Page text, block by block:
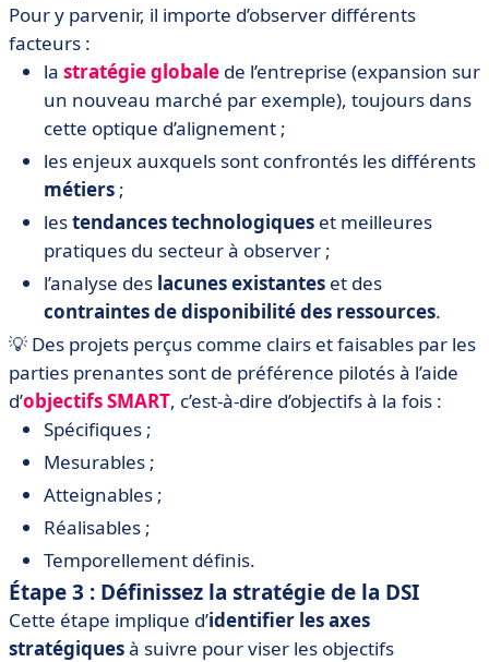
Pour y parvenir, il importe d’observer différents
facteurs :
la stratégie globale de l’entreprise (expansion sur
un nouveau marché par exemple), toujours dans
cette optique d’alignement ;
les enjeux auxquels sont confrontés les différents
métiers ;
lestendances technologiques et meilleures
pratiques du secteur à observer ;
l’analyse des lacunes existantes et des
contraintes de disponibilité des ressources.
💡 Des projets perçus comme clairs et faisables par les
parties prenantes sont de préférence pilotés à l’aide
d’objectifs SMART, c’est-à-dire d’objectifs à la fois :
Spécifiques ;
Mesurables ;
Atteignables ;
Réalisables ;
Temporellement définis.
Étape 3 : Définissez la stratégie de la DSI
Cette étape implique d’identifier les axes
stratégiquesà suivre pour viser les objectifs